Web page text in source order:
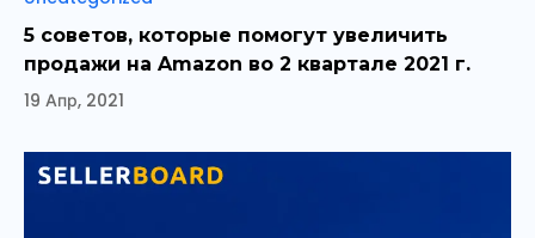
5 советов, которые помогут увеличить
продажи на Amazon во 2 квартале 2021 г.
19 Апр, 2021